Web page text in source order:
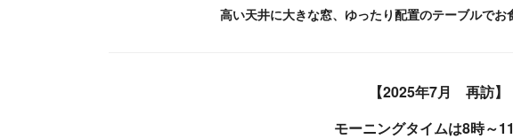
高い天井に大きな窓、ゆったり配置のテーブルでお
【2025年7月 再訪】
モーニングタイムは8時～11